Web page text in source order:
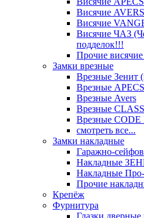
Висячие AVERS
Висячие
Висячие ЧАЗ
подделок!!!
Прочие висячие
Замки врезные
Врезные Зенит
Врезные APECS
Врезные Avers
Врезные
Врезные CODE
смотреть все...
Замки накладные
Гаражно-
Накладные
Накладные
Прочие
Крепёж
Фурнитура
Глазки дверные